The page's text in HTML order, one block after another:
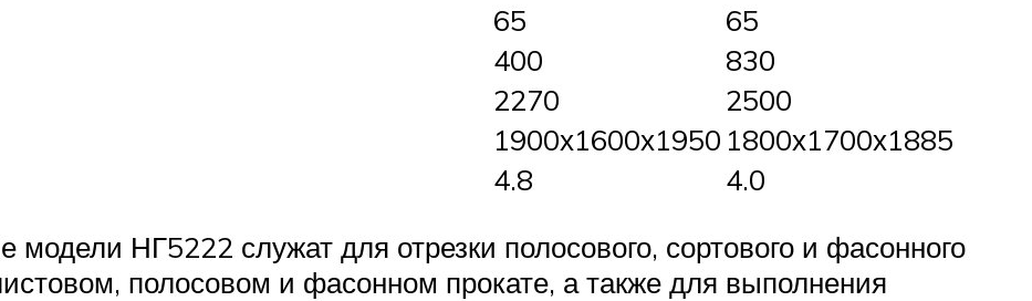
65
65
400
830
2270
2500
1900х1600х1950 1800х1700х1885
4.8
4.0
НГ5222 служат для отрезки полосового, сортового и фасонного
полосовом и фасонном прокате, а также для выполнения